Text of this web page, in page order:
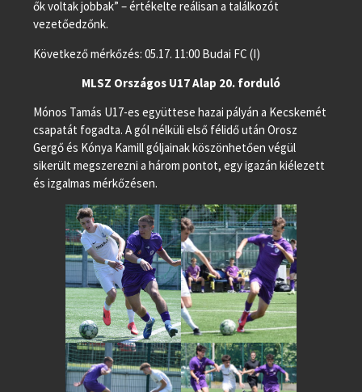
ők voltak jobbak” – értékelte reálisan a találkozót
vezetőedzőnk.
Következő mérkőzés: 05.17. 11:00 Budai FC (I)
MLSZ Országos U17 Alap 20. forduló
Mónos Tamás U17-es együttese hazai pályán a Kecskemét
csapatát fogadta. A gól nélküli első félidő után Orosz
Gergő és Kónya Kamill góljainak köszönhetően végül
sikerült megszerezni a három pontot, egy igazán kiélezett
és izgalmas mérkőzésen.